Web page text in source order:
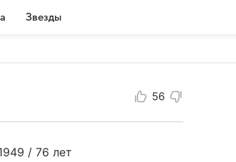
Звезды
56
/ 76 лет